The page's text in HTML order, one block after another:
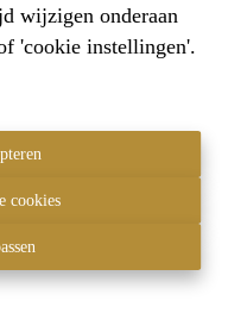
wijzigen onderaan
'cookie instellingen'.
cookies
Te huur
00